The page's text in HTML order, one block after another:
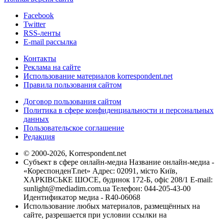
Facebook
Twitter
RSS-ленты
E-mail рассылка
Контакты
Реклама на сайте
Использование материалов korrespondent.net
Правила пользования сайтом
Договор пользования сайтом
Политика в сфере конфиденциальности и персональных
данных
Пользовательское соглашение
Редакция
© 2000-2026, Korrespondent.net
Субъект в сфере онлайн-медиа Название онлайн-медиа -
«КореспонденТ.net» Адрес: 02091, місто Київ,
ХАРКІВСЬКЕ ШОСЕ, будинок 172-Б, офіс 208/1 E-mail:
sunlight@mediadim.com.ua Телефон: 044-205-43-00
Идентификатор медиа - R40-06068
Использование любых материалов, размещённых на
сайте, разрешается при условии ссылки на